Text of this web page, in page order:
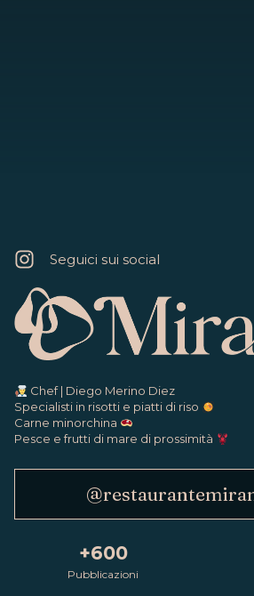
Seguici sui social
Chef | Diego Merino Diez
Specialisti in risotti e piatti di riso
Carne minorchina
Pesce e frutti di mare di prossimità
+600
Pubblicazioni